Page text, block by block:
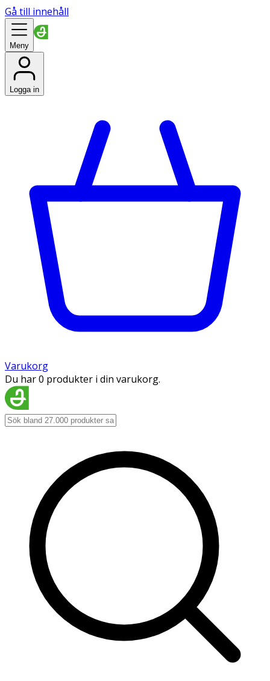
Gå till innehåll
Meny
Logga in
Varukorg
Du har 0 produkter i din varukorg.